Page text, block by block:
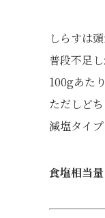
しらすは
普段不足
100gあた
ただしど
減塩タイ
食塩相当